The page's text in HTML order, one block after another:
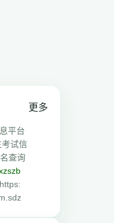
更多
平台
试信
查询